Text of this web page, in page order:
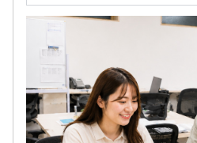
当社では、技術力だけでなく、
貢献も含めて総合的に評価して
技術面での成長や資格取得、開
の評価やチームへの貢献、社内
象です。
「技術だけできれば良い」では
あり。詳しくは面接時にお伝え
昇給査定：年1回（1月）